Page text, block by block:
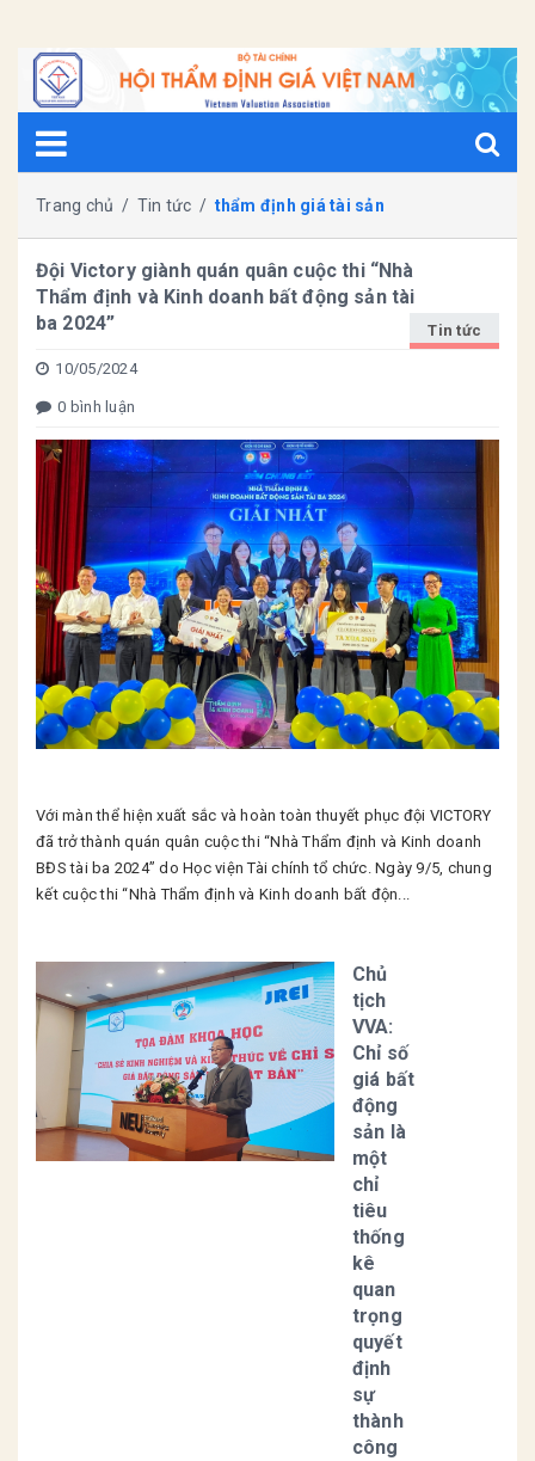
Trang chủ / Tin tức / thẩm định giá tài sản
Đội Victory giành quán quân cuộc thi “Nhà
Thẩm định và Kinh doanh bất động sản tài
ba 2024”
Tin tức
10/05/2024
0 bình luận
Với màn thể hiện xuất sắc và hoàn toàn thuyết phục đội VICTORY
đã trở thành quán quân cuộc thi “Nhà Thẩm định và Kinh doanh
BĐS tài ba 2024” do Học viện Tài chính tổ chức. Ngày 9/5, chung
kết cuộc thi “Nhà Thẩm định và Kinh doanh bất độn...
Chủ
tịch
VVA:
Chỉ số
giá bất
động
sản là
một
chỉ
tiêu
thống
kê
quan
trọng
quyết
định
sự
thành
công